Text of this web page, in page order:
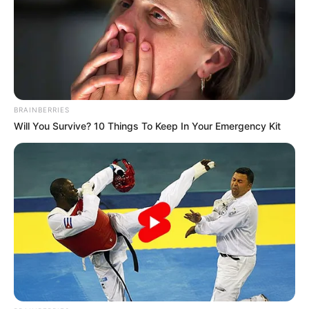
(foto: mbcdrama)
PLOT CERITA
BRAINBERRIES
Will You Survive? 10 Things To Keep In Your Emergency Kit